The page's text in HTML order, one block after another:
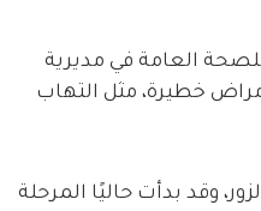
الفني للصحة العامة في مديرية
خطيرة، مثل التهاب
وقد بدأت حاليًا المرحلة